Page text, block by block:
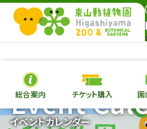
総合案内 チケット購入 園
イベントカレンダー
Event